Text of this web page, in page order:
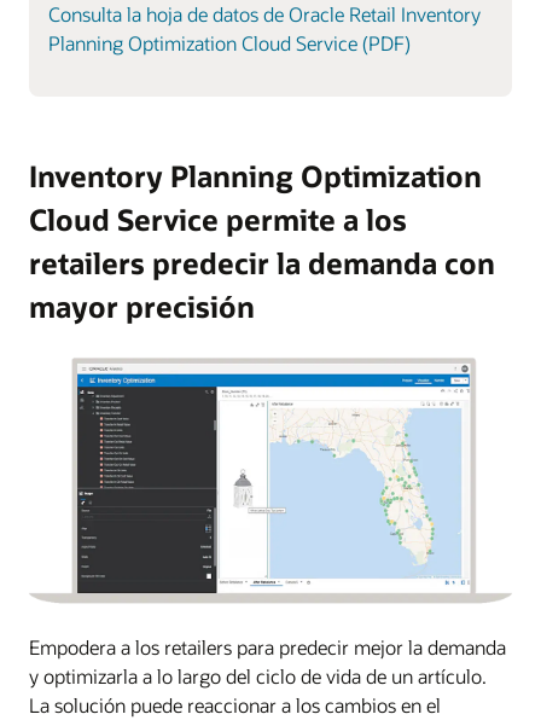
Consulta la hoja de datos de Oracle Retail Inventory
Planning Optimization Cloud Service (PDF)
Inventory Planning Optimization
Cloud Service permite a los
retailers predecir la demanda con
mayor precisión
Empodera a los retailers para predecir mejor la demanda
y optimizarla a lo largo del ciclo de vida de un artículo.
La solución puede reaccionar a los cambios en el